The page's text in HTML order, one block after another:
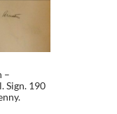
–
Sign. 190